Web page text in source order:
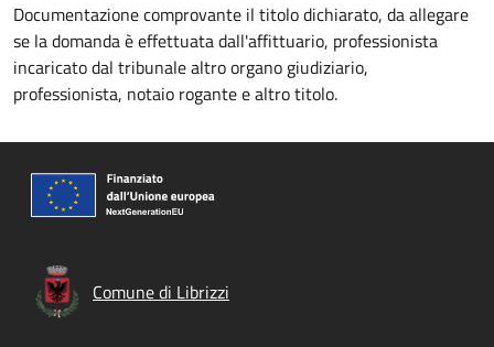
Documentazione comprovante il titolo dichiarato, da allegare
se la domanda è effettuata dall'affittuario, professionista
incaricato dal tribunale altro organo giudiziario,
professionista, notaio rogante e altro titolo.
Comune di Librizzi